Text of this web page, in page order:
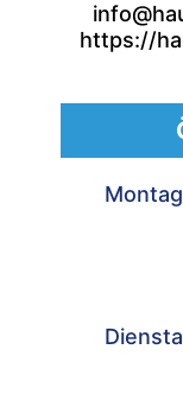
https://
Montag